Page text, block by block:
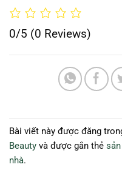
0/5 (0 Reviews)
Bài viết này được đăng
Beauty và được gắn thẻ
nhà.